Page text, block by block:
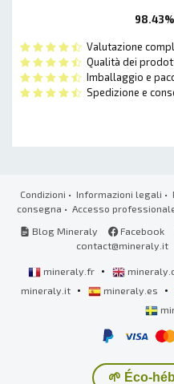
Valutazione
Qualità dei
Imballaggio e
Spedizione e
Condizioni • Informazioni legali •
consegna • Accesso
Blog Mineraly
Facebook
contact@mineraly.it
mineraly.fr •
mineraly.it • mineraly.es •
🌱 Éco-